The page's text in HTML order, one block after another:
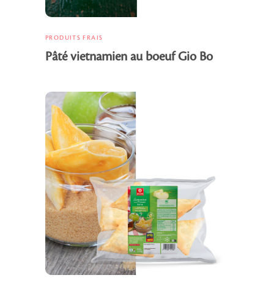
PRODUITS FRAIS
Pâté vietnamien au boeuf Gio Bo